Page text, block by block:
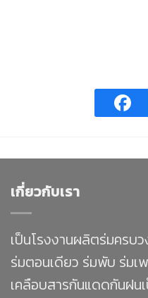
เกี่ยวกับเรา
เป็นโรงงานผลิตร่มครบ
ร่มตอนเดียว ร่มพับ ร่มเ
เคลือบสารกันแดดกันฝน